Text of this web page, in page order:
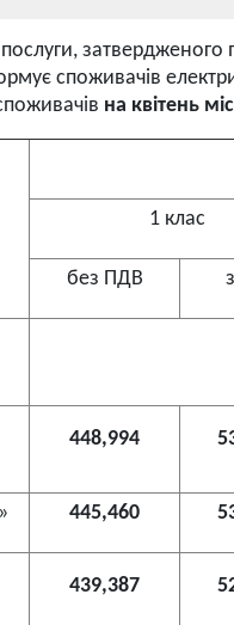
споживачів
на квітень
1 клас
без ПДВ
448,994
445,460
439,387